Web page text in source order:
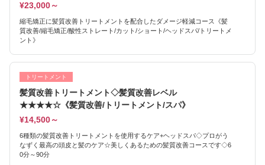
¥23,000～
縮毛矯正に髪質改善トリートメントを配合したダメージ軽減コース《髪
質改善/縮毛矯正/酸性ストレート/カット/ショート/ヘッドスパ/トリートメ
ント》
トリートメント
髪質改善トリートメント◇髪質改善レベル
★★★★☆《髪質改善/トリートメント/スパ》
¥14,500～
6種類の髪質改善トリートメントを使用するケア+ヘッドスパ◇プロがう
なずく最高の頭皮と髪のケア☆美しくあるための髪質改善コースです◇6
0分～90分